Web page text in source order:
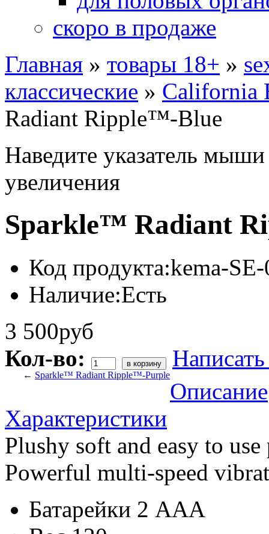
скоро в продаже
Главная » товары 18+ »
классические » California
Radiant Ripple™-Blue
Наведите указатель
увеличения
Sparkle™ Radiant
Код продукта:kema-
Наличие:Есть
3 500руб
Кол-во:
← Sparkle™ Radiant Ripple™-Purple
Описание
Характеристики
Plushy soft and easy to
Powerful multi-speed
Батарейки 2 AAA